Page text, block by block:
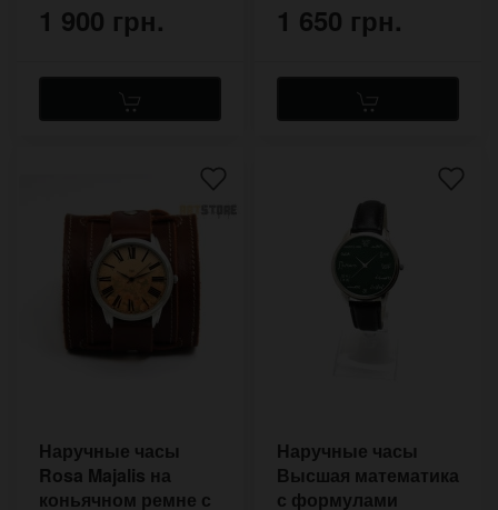
1 900 грн. 1 650 грн.
Наручные часы
Rosa Majalis на
коньячном ремне с
Наручные часы
Высшая математика
с формулами